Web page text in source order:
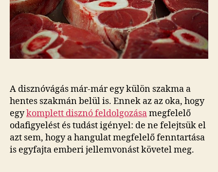
A disznóvágás már-már egy külön szakma a
hentes szakmán belül is. Ennek az az oka, hogy
egykomplett disznó feldolgozásamegfelelő
odafigyelést és tudást igényel: de ne felejtsük el
azt sem, hogy a hangulat megfelelő fenntartása
is egyfajta emberi jellemvonást követel meg.